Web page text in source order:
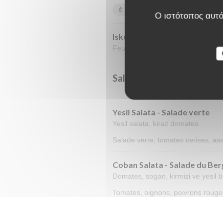
Ο ιστότοπος
Iskembe Corbasi - Soupe de
Feuilles de vigne farcies au riz
Salatalar - Les Salades
Yesil Salata - Salade verte
Yesil salata, kiraz domates
Salade verte, tomates cerises,
Coban Salata - Salade du
Domates, sogan, kirmizi ve yesil
Tomates, oignons, poivrons